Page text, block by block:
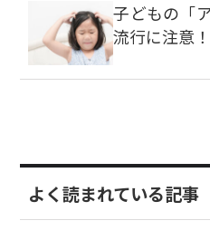
子どもの「
流行に注意
よく読まれている記事